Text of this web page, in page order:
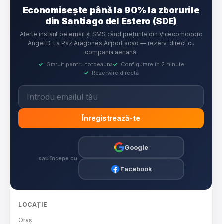
Economisește până la 90% la zborurile
din Santiago del Estero (SDE)
Alerte instant pe email și SMS când prețurile din Vicecomodoro
Angel D. La Paz Aragonés Airport scad — rezervi direct cu
compania aeriană.
✓ Gratuit pentru totdeauna✓ Configurare în 2 minute
✓ Rezervare directă
Înregistrează-te
sau începe cu
Google
Facebook
LOCAȚIE
Oraș